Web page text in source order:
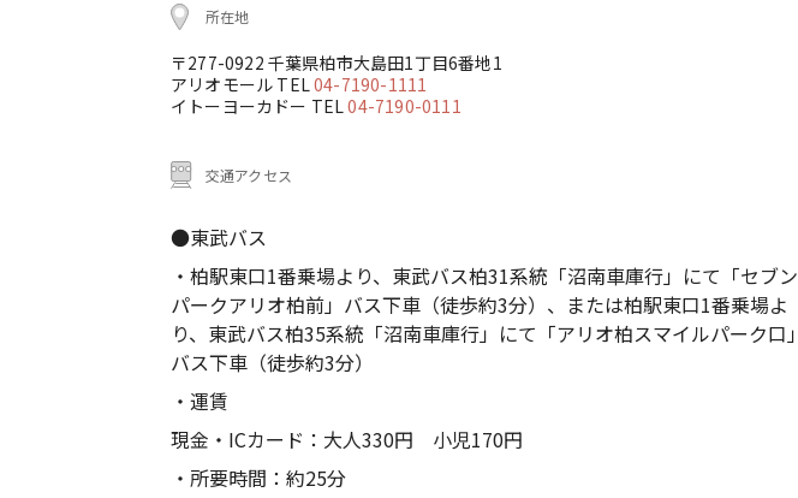
所在地
〒277-0922 千葉県柏市大島田1丁目6番地1
アリオモール TEL04-7190-1111
イトーヨーカドー TEL04-7190-0111
交通アクセス
●東武バス
・柏駅東口1番乗場より、東武バス柏31系統「沼南車庫行」にて「セブン
パークアリオ柏前」バス下車（徒歩約3分）、または柏駅東口1番乗場よ
り、東武バス柏35系統「沼南車庫行」にて「アリオ柏スマイルパーク口」
バス下車（徒歩約3分）
・運賃
現金・ICカード：大人330円 小児170円
・所要時間：約25分